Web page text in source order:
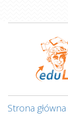
do
Strona główna